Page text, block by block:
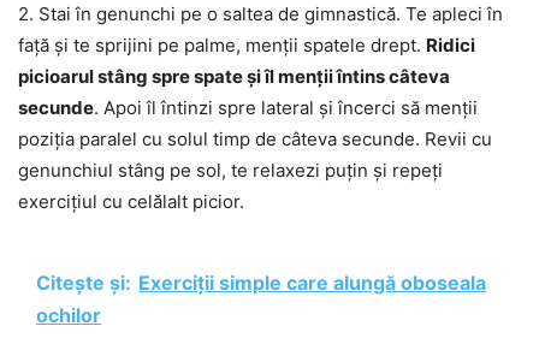
2. Stai în genunchi pe o saltea de gimnastică. Te apleci în
față și te sprijini pe palme, menții spatele drept. Ridici
picioarul stâng spre spate și îl menții întins câteva
secunde. Apoi îl întinzi spre lateral și încerci să menții
poziția paralel cu solul timp de câteva secunde. Revii cu
genunchiul stâng pe sol, te relaxezi puțin și repeți
exercițiul cu celălalt picior.
Citește și: Exerciții simple care alungă oboseala
ochilor